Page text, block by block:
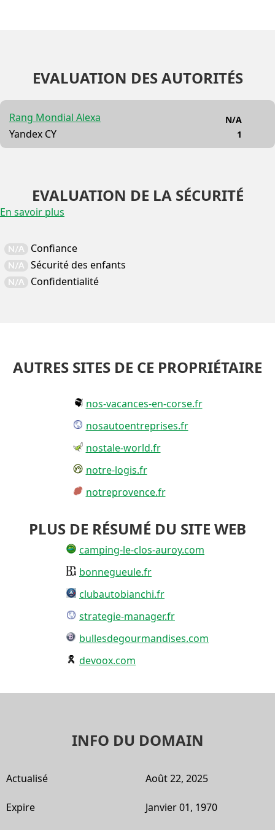
EVALUATION DES AUTORITÉS
Rang Mondial Alexa
Yandex CY
N/A
1
EVALUATION DE LA SÉCURITÉ
En savoir plus
N/A Confiance
N/A Sécurité des enfants
N/A Confidentialité
AUTRES SITES DE CE PROPRIÉTAIRE
nos-vacances-en-corse.fr
nosautoentreprises.fr
nostale-world.fr
notre-logis.fr
notreprovence.fr
PLUS DE RÉSUMÉ DU SITE WEB
camping-le-clos-auroy.com
bonnegueule.fr
clubautobianchi.fr
strategie-manager.fr
bullesdegourmandises.com
devoox.com
INFO DU DOMAIN
Actualisé Août 22, 2025
Expire Janvier 01, 1970